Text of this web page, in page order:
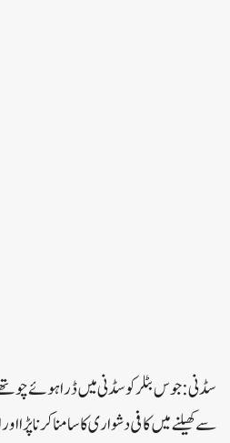
سڈنی: جوس بٹلر کو سڈنی میں ڈرا ہوئے
سے کھیلنے میں کافی دشواری کا سامنا کرنا